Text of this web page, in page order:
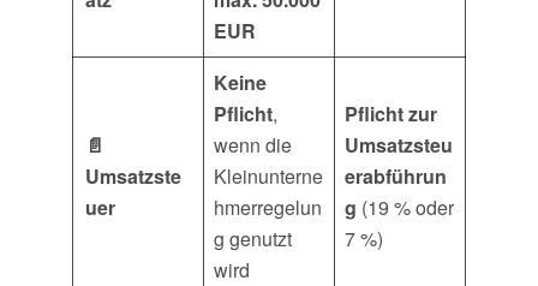
EUR
📄
Umsatzste
uer
Keine
Pflicht,
wenn die
Kleinunterne
hmerregelun
g genutzt
wird
Pflicht zur
Umsatzsteu
erabführun
g (19 % oder
7 %)